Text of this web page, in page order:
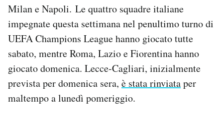
Area Personale
Newsletter
Notifiche mobile
Regala il Post
Hai bisogno di aiuto?
Milan e Napoli. Le quattro squadre italiane
impegnate questa settimana nel penultimo turno di
UEFA Champions League hanno giocato tutte
sabato, mentre Roma, Lazio e Fiorentina hanno
giocato domenica. Lecce-Cagliari, inizialmente
prevista per domenica sera, è stata rinviataper
maltempo a lunedì pomeriggio.